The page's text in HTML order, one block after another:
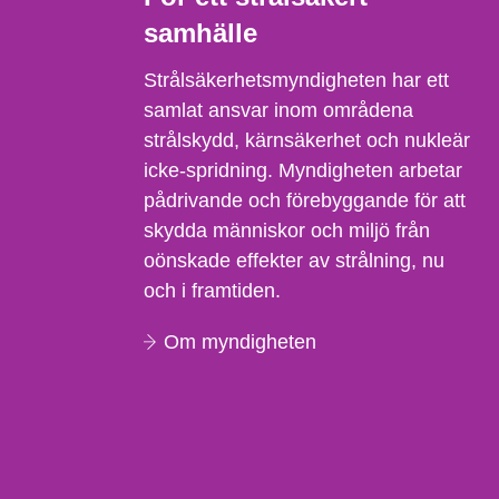
samhälle
Strålsäkerhetsmyndigheten har ett
samlat ansvar inom områdena
strålskydd, kärnsäkerhet och nukleär
icke-spridning. Myndigheten arbetar
pådrivande och förebyggande för att
skydda människor och miljö från
oönskade effekter av strålning, nu
och i framtiden.
Om myndigheten